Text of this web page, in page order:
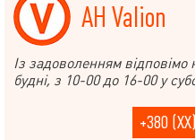
АН Valion
Із задоволенням
будні, з 10-00 до 16-00 у
+380